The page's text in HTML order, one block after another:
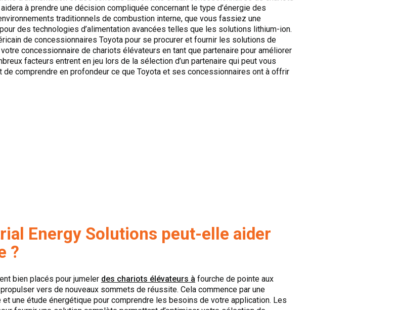
à prendre une décision compliquée concernant le type d’énergie des
traditionnels de combustion interne, que vous fassiez une
des technologies d’alimentation avancées telles que les solutions lithium-ion.
de concessionnaires Toyota pour se procurer et fournir les solutions de
concessionnaire de chariots élévateurs en tant que partenaire pour améliorer
facteurs entrent en jeu lors de la sélection d’un partenaire qui peut vous
comprendre en profondeur ce que Toyota et ses concessionnaires ont à offrir
Energy Solutions peut-elle aider
?
bien placés pour jumeler des chariots élévateurs à fourche de pointe aux
vers de nouveaux sommets de réussite. Cela commence par une
une étude énergétique pour comprendre les besoins de votre application. Les